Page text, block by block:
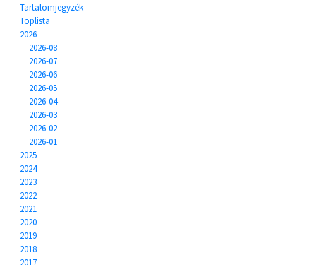
Tartalomjegyzék
Toplista
2026
2026-08
2026-07
2026-06
2026-05
2026-04
2026-03
2026-02
2026-01
2025
2024
2023
2022
2021
2020
2019
2018
2017